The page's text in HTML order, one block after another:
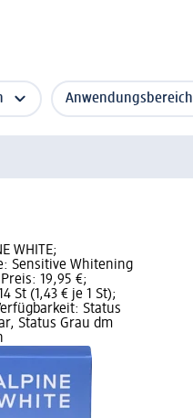
Anwendungsbereich
WHITE;
Sensitive Whitening
19,95 €;
St (1,43 € je 1 St);
Status
Status Grau dm